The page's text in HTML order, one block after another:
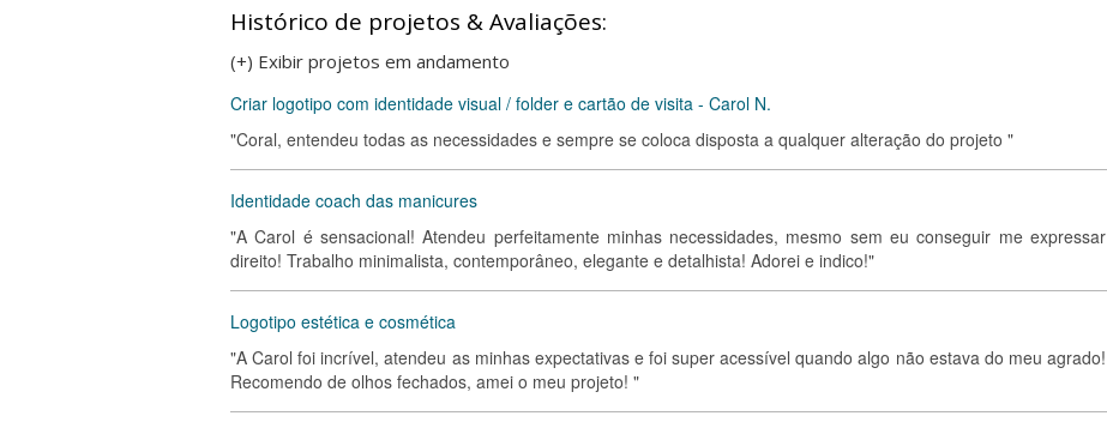
Histórico de projetos & Avaliações:
(+) Exibir projetos em andamento
Criar logotipo com identidade visual / folder e cartão de visita - Carol N.
"Coral, entendeu todas as necessidades e sempre se coloca disposta a qualquer alteração do projeto "
Identidade coach das manicures
"A Carol é sensacional! Atendeu perfeitamente minhas necessidades, mesmo sem eu conseguir me expressar
direito! Trabalho minimalista, contemporâneo, elegante e detalhista! Adorei e indico!"
Logotipo estética e cosmética
"A Carol foi incrível, atendeu as minhas expectativas e foi super acessível quando algo não estava do meu agrado!
Recomendo de olhos fechados, amei o meu projeto! "